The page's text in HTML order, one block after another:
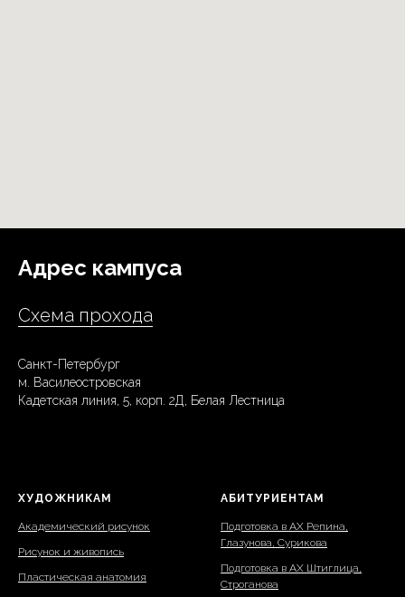
Оплата
18 900 р
Адрес кампуса
Схема прохода
Санкт-Петербург
м. Василеостровская
Кадетская линия, 5, корп. 2Д, Белая Лестница
ХУДОЖНИКАМ
Академический рисунок
Рисунок и живопись
Пластическая анатомия
АБИТУРИЕНТАМ
Подготовка в АХ Репина,
Глазунова, Сурикова
Подготовка в АХ Штиглица,
Строганова